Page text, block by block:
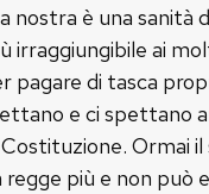
nostra è una sanità
irraggiungibile ai
pagare di tasca
e ci spettano
Ormai il
più e non può